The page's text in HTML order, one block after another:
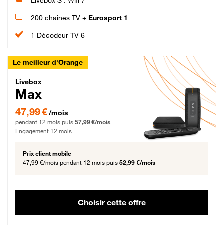
200 chaînes TV + Eurosport 1
1 Décodeur TV 6
Le meilleur d'Orange
Livebox Max Fibre
Livebox
Max
47,99 € par mois pendant 12 mois puis 57,99 € par mois, Engagement 12 mois
47,99 €/mois
pendant 12 mois puis 57,99 €/mois
Engagement 12 mois
Prix client mobile
47,99 €/mois pendant 12 mois puis 52,99 €/mois
Choisir cette offre